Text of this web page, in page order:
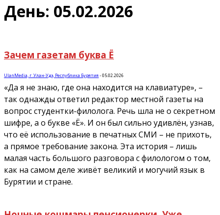
День: 05.02.2026
Зачем газетам буква Ё
UlanMedia, г. Улан-Удэ, Республика Бурятия -05.02.2026
«Да я не знаю, где она находится на клавиатуре», –
так однажды ответил редактор местной газеты на
вопрос студентки-филолога. Речь шла не о секретном
шифре, а о букве «Ё». И он был сильно удивлён, узнав,
что её использование в печатных СМИ – не прихоть,
а прямое требование закона. Эта история – лишь
малая часть большого разговора с филологом о том,
как на самом деле живёт великий и могучий язык в
Бурятии и стране.